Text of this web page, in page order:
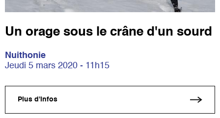
Un orage sous le crâne d'un sourd
Nuithonie
Jeudi 5 mars 2020 - 11h15
Plus d'infos